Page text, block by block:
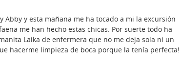
Abby y esta mañana me ha tocado a mi la excursión
me han hecho estas chicas. Por suerte todo ha
Laika de enfermera que no me deja sola ni un
hacerme limpieza de boca porque la tenía perfecta!